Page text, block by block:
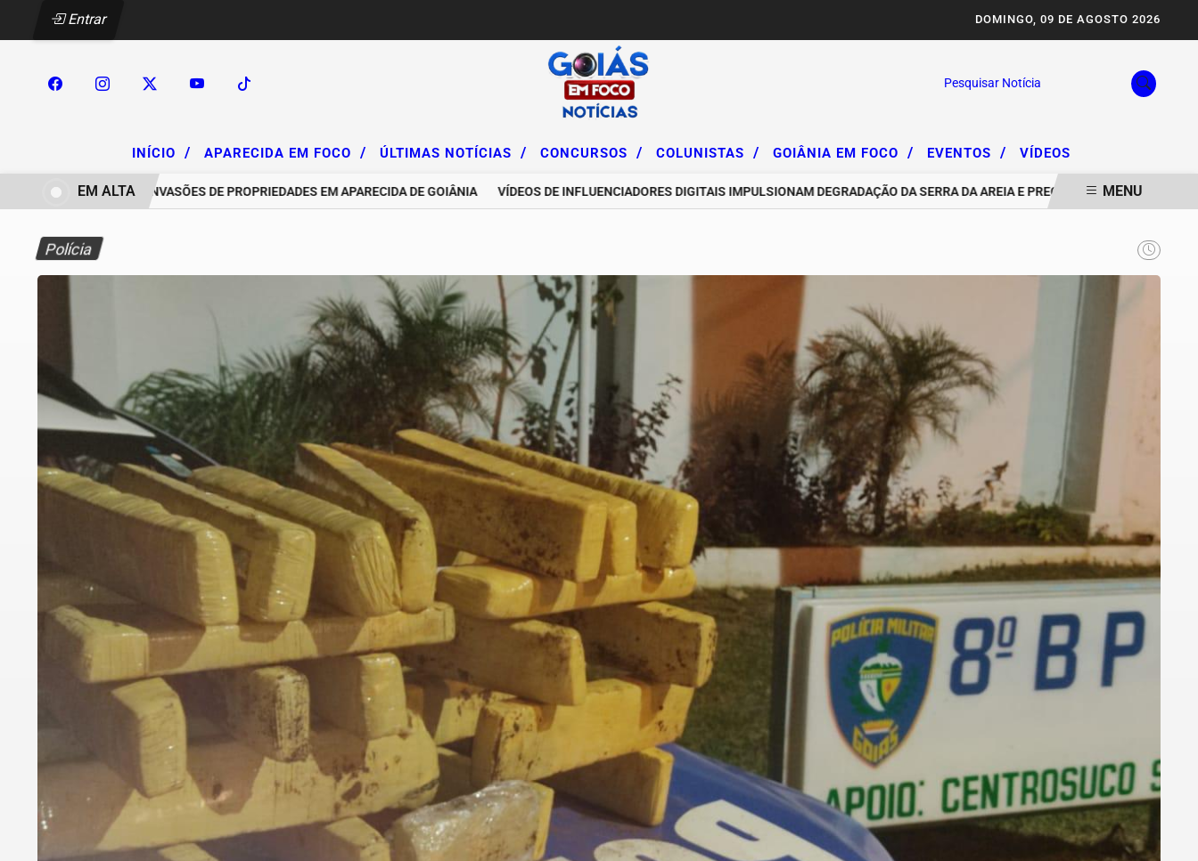
Entrar DOMINGO, 09 DE AGOSTO 2026
Pesquisar Notícia
INÍCIO / APARECIDA EM FOCO / ÚLTIMAS NOTÍCIAS / CONCURSOS / COLUNISTAS / GOIÂNIA EM FOCO / EVENTOS / VÍDEOS
PARA INVASÕES DE PROPRIEDADES EM APARECIDA DE GOIÂNIA VÍDEOS DE INFLUENCIADORES DIGITAIS IMPULSIONAM DEGRADAÇÃO DA SERRA DA AREIA E PREOCUPAM AMBIENTALISTAS
EM ALTA MENU
Polícia